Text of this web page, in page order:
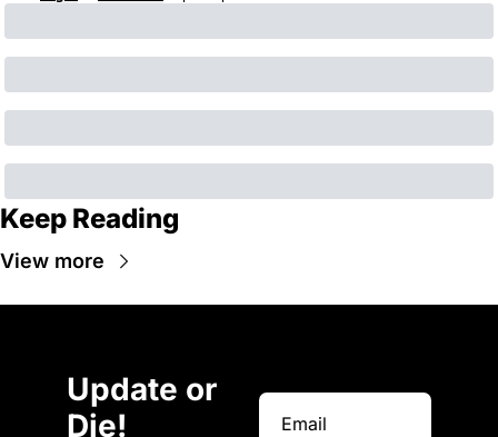
Keep Reading
View more
Update or
Die!